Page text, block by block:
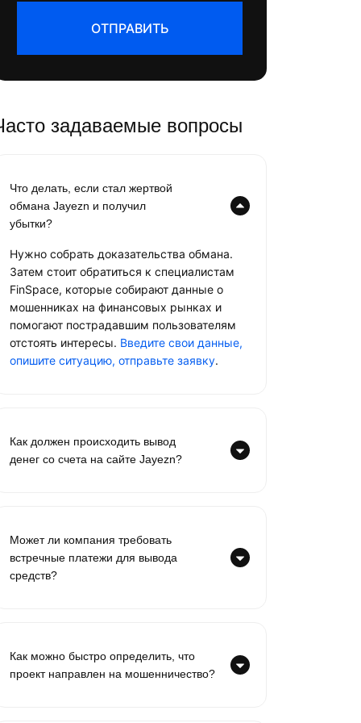
ОТПРАВИТЬ
задаваемые вопросы
Что делать, если стал жертвой
обмана Jayezn и получил
убытки?
Нужно собрать доказательства обмана.
Затем стоит обратиться к специалистам
FinSpace, которые собирают данные о
мошенниках на финансовых рынках и
помогают пострадавшим пользователям
отстоять интересы. Введите свои данные,
опишите ситуацию, отправьте заявку.
Как должен происходить вывод
денег со счета на сайте Jayezn?
Может ли компания требовать
встречные платежи для вывода
средств?
Как можно быстро определить, что
проект направлен на мошенничество?